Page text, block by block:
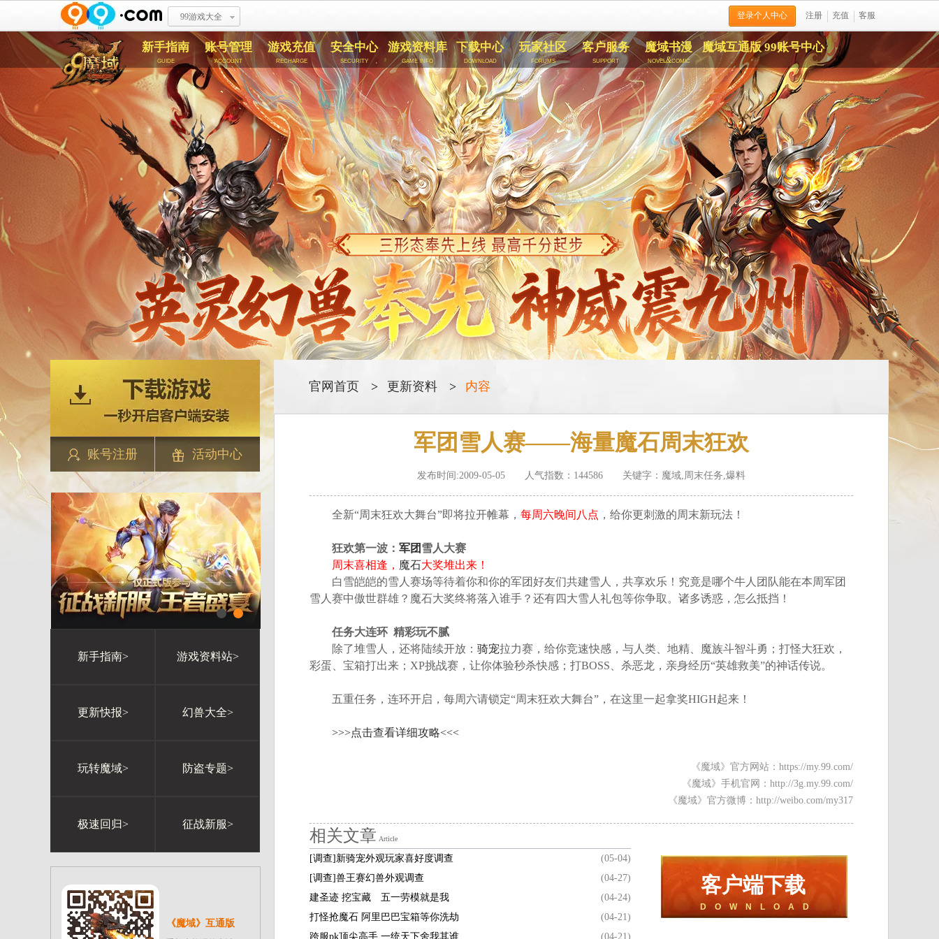
99游戏大全 登录个人中心 注册 充值 客服
新手指南
guide
账号管理
account
游戏充值
recharge
安全中心
security
游戏资料库
game info
下载中心
download
玩家社区
forums
客户服务
support
魔域书漫
novel&comic
魔域互通版 99账号中心
账号注册 活动中心
新手指南> 游戏资料站>
更新快报> 幻兽大全>
玩转魔域> 防盗专题>
极速回归> 征战新服>
《魔域》互通版
官网首页 更新资料 内容
军团雪人赛——海量魔石周末狂欢
发布时间:2009-05-05 人气指数： 144586 关键字：魔域,周末任务,爆料
全新“周末狂欢大舞台”即将拉开帷幕， 每周六晚间八点 ，给你更刺激的周末新玩法！
狂欢第一波： 军团 雪人大赛
周末喜相逢， 魔石大奖堆出来！
白雪皑皑的雪人赛场等待着你和你的军团好友们共建雪人，共享欢乐！究竟是哪个牛人团队能在本周军团
雪人赛中傲世群雄？魔石大奖终将落入谁手？还有四大雪人礼包等你争取。诸多诱惑，怎么抵挡！
任务大连环 精彩玩不腻
除了堆雪人，还将陆续开放： 骑宠拉力赛，给你竞速快感，与人类、地精、魔族斗智斗勇；打怪大狂欢，
彩蛋、宝箱打出来；XP挑战赛，让你体验秒杀快感；打BOSS、杀恶龙，亲身经历“英雄救美”的神话传说。
五重任务，连环开启，每周六请锁定“周末狂欢大舞台”，在这里一起拿奖HIGH起来！
>>>点击查看详细攻略<<<
《魔域》官方网站：https://my.99.com/
《魔域》手机官网：http://3g.my.99.com/
《魔域》官方微博：http://weibo.com/my317
相关文章 Article
[调查]新骑宠外观玩家喜好度调查
(05-04)
[调查]兽王赛幻兽外观调查
(04-27)
建圣迹 挖宝藏 五一劳模就是我
(04-24)
打怪抢魔石 阿里巴巴宝箱等你洗劫
(04-21)
跨服pk顶尖高手 一统天下舍我其谁
(04-21)
客户端下载
D O W N L O A D